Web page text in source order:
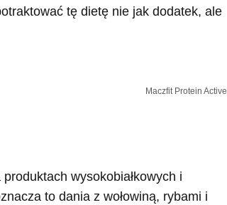
tę dietę nie jak dodatek, ale
Maczfit Protein Active
wysokobiałkowych i
to dania z wołowiną, rybami i